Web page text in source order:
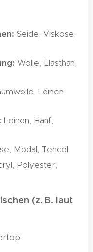
Seide, Viskose,
Wolle, Elasthan,
Leinen,
Leinen, Hanf,
Modal, Tencel
Polyester,
(z. B. laut